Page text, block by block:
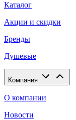
Каталог
Акции и скидки
Бренды
Душевые
Компания
О компании
Новости